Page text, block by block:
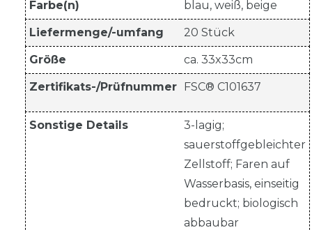
Farbe(n) blau, weiß, beige
Liefermenge/-umfang 20 Stück
Größe ca. 33x33cm
Zertifikats-/Prüfnummer FSC® C101637
Sonstige Details
3-lagig;
sauerstoffgebleichter
Zellstoff; Faren auf
Wasserbasis, einseitig
bedruckt; biologisch
abbaubar